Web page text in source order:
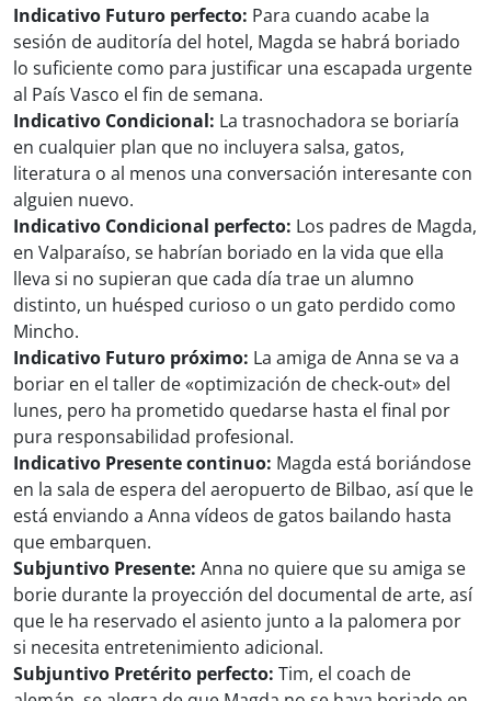
Indicativo Futuro perfecto: Para cuando acabe la
sesión de auditoría del hotel, Magda se habrá boriado
lo suficiente como para justificar una escapada urgente
al País Vasco el fin de semana.
Indicativo Condicional: La trasnochadora se boriaría
en cualquier plan que no incluyera salsa, gatos,
literatura o al menos una conversación interesante con
alguien nuevo.
Indicativo Condicional perfecto: Los padres de Magda,
en Valparaíso, se habrían boriado en la vida que ella
lleva si no supieran que cada día trae un alumno
distinto, un huésped curioso o un gato perdido como
Mincho.
Indicativo Futuro próximo: La amiga de Anna se va a
boriar en el taller de «optimización de check-out» del
lunes, pero ha prometido quedarse hasta el final por
pura responsabilidad profesional.
Indicativo Presente continuo: Magda está boriándose
en la sala de espera del aeropuerto de Bilbao, así que le
está enviando a Anna vídeos de gatos bailando hasta
que embarquen.
Subjuntivo Presente: Anna no quiere que su amiga se
borie durante la proyección del documental de arte, así
que le ha reservado el asiento junto a la palomera por
si necesita entretenimiento adicional.
Subjuntivo Pretérito perfecto: Tim, el coach de